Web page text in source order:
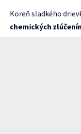
Koreň sladkého
chemických zlúčenín